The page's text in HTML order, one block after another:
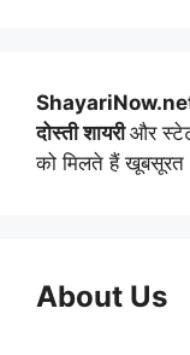
दोस्ती शायरीऔर
को मिलते हैं
About Us